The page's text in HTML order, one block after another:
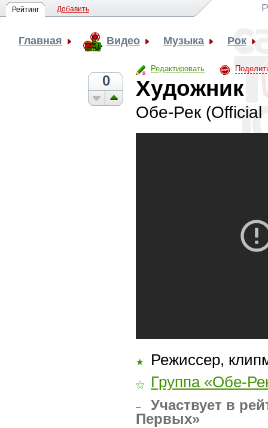
Рейтинг Добавить
Главная Видео Музыка Рок
Редактировать
0 Художник
Обе-Рек (Official
★ Режиссер,
⚝ Группа «Обе-
–
Участвует в
Первых»